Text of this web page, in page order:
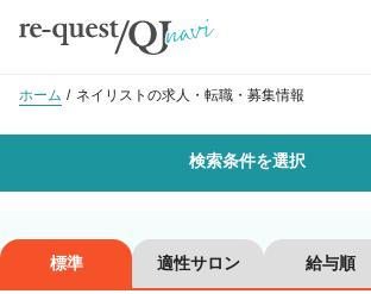
ホーム ネイリストの求人・転職・募集情報
検索条件を選択
標準 適性サロン 給与順